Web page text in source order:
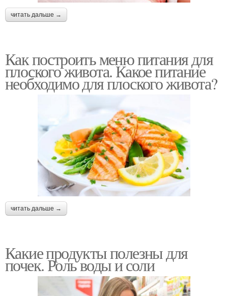
читать дальше →
Как построить меню питания для
плоского живота. Какое питание
необходимо для плоского живота?
читать дальше →
Какие продукты полезны для
почек. Роль воды и соли